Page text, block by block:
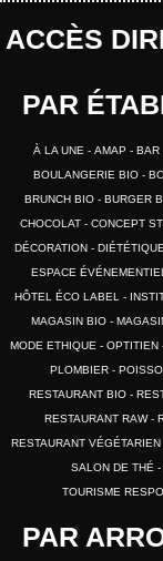
ACCÈS
PAR
À LA UNE AMAP BAR
BOULANGERIE BIO
BRUNCH BIO
BURGER
CHOCOLAT
CONCEPT
DÉCORATION
ESPACE
HÔTEL ÉCO LABEL
MAGASIN BIO
MODE ETHIQUE
OPTITIEN
PLOMBIER
RESTAURANT BIO
RESTAURANT RAW
RESTAURANT VÉGÉTARIEN
SALON DE THÉ
TOURISME
PAR